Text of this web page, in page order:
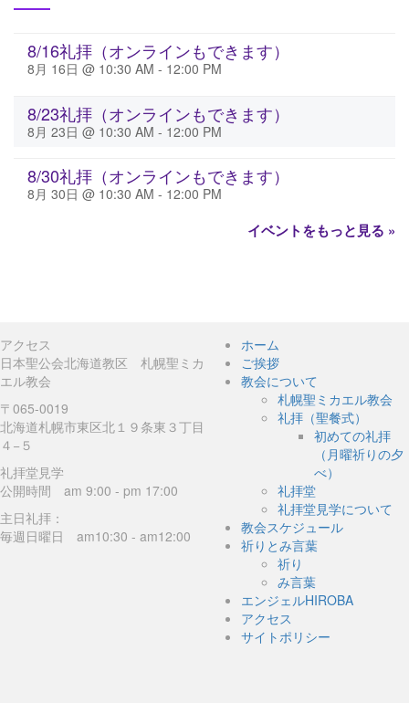
8/16礼拝（オンラインもできます）
8月 16日 @ 10:30 AM - 12:00 PM
8/23礼拝（オンラインもできます）
8月 23日 @ 10:30 AM - 12:00 PM
8/30礼拝（オンラインもできます）
8月 30日 @ 10:30 AM - 12:00 PM
イベントをもっと見る »
アクセス
日本聖公会北海道教区 札幌聖ミカ
エル教会
〒065-0019
北海道札幌市東区北１９条東３丁目
４−５
礼拝堂見学
公開時間 am 9:00 - pm 17:00
主日礼拝：
毎週日曜日 am10:30 - am12:00
ホーム
ご挨拶
教会について
札幌聖ミカエル教会
礼拝（聖餐式）
初めての礼拝
（月曜祈りの夕
べ）
礼拝堂
礼拝堂見学について
教会スケジュール
祈りとみ言葉
祈り
み言葉
エンジェルHIROBA
アクセス
サイトポリシー